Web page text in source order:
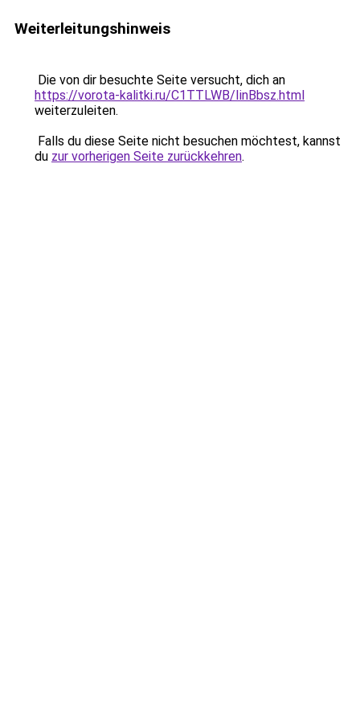
Weiterleitungshinweis
Die von dir besuchte Seite versucht, dich an
https://vorota-kalitki.ru/C1TTLWB/IinBbsz.html
weiterzuleiten.
Falls du diese Seite nicht besuchen möchtest, kannst
du zur vorherigen Seite zurückkehren.